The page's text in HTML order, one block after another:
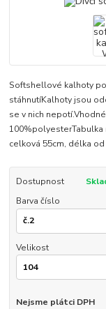
Softshellové kalhoty
stáhnutíKalhoty jsou
se v nich
celková 55cm, délka
Dostupnost
Barva číslo
Velikost
Nejsme plátci DPH